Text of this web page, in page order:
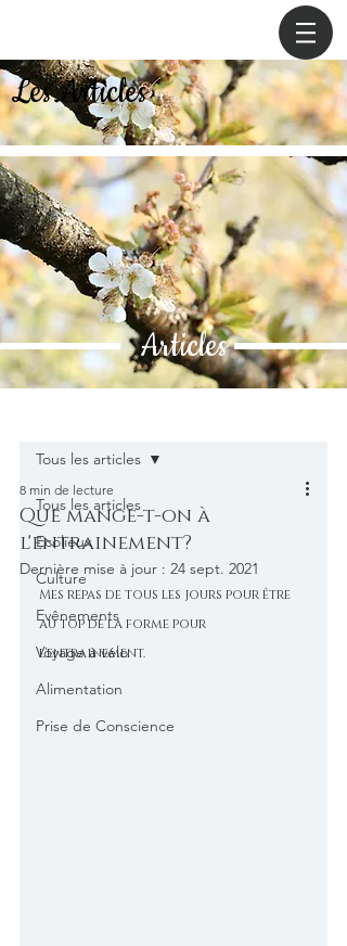
Tous les articles
Ecolieux
Culture
Evênements
Voyage à vélo
Alimentation
Prise de Conscience
Tous les articles
Que mange-t-on à
l'entrainement?
8 min de lecture
Dernière mise à jour : 24 sept. 2021
Mes repas de tous les jours pour être
au top de la forme pour
l'entrainement.
Articles
Les Articles